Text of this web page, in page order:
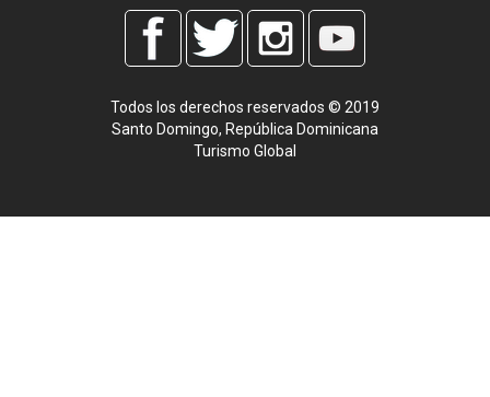
Todos los derechos reservados © 2019
Santo Domingo, República Dominicana
Turismo Global